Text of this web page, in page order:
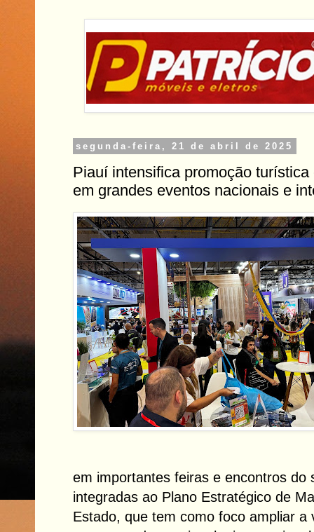
segunda-feira, 21 de abril de 2025
Piauí intensifica promoção
em grandes eventos nacionais e
em importantes feiras e encontros do
integradas ao Plano Estratégico de
Estado, que tem como foco ampliar a